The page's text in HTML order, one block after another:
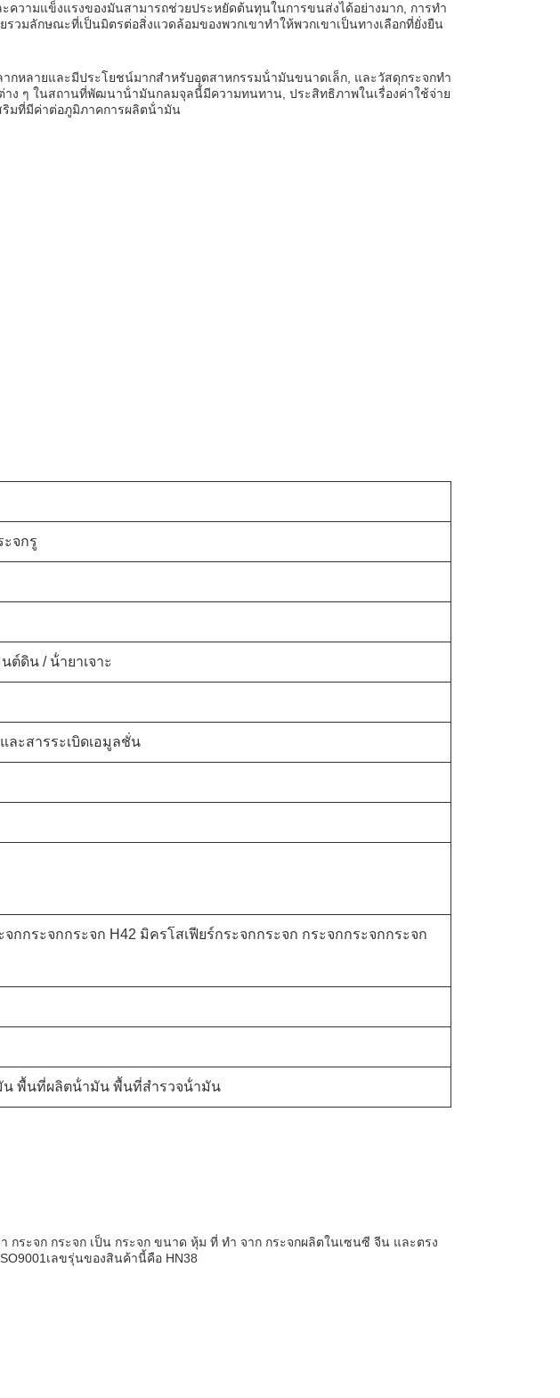
วามแข็งแรงของมันสามารถช่วยประหยัดต้นทุนในการขนส่งได้อย่างมาก, การทํา
วมลักษณะที่เป็นมิตรต่อสิ่งแวดล้อมของพวกเขาทําให้พวกเขาเป็นทางเลือกที่ยั่งยืน
กหลายและมีประโยชน์มากสําหรับอุตสาหกรรมน้ํามันขนาดเล็ก, และวัสดุกระจกทํา
าง ๆ ในสถานที่พัฒนาน้ํามันกลมจุลนี้มีความทนทาน, ประสิทธิภาพในเรื่องค่าใช้จ่าย
ริมที่มีค่าต่อภูมิภาคการผลิตน้ํามัน
ะจกรู
ต์ดิน / น้ํายาเจาะ
ละสารระเบิดเอมูลชั่น
จกกระจกกระจก H42 มิครโสเฟียร์กระจกกระจก กระจกกระจกกระจก
น พื้นที่ผลิตน้ํามัน พื้นที่สํารวจน้ํามัน
กระจก กระจก เป็น กระจก ขนาด หุ้ม ที่ ทํา จาก กระจกผลิตในเซนซี จีน และตรง
เลขรุ่นของสินค้านี้คือ HN38